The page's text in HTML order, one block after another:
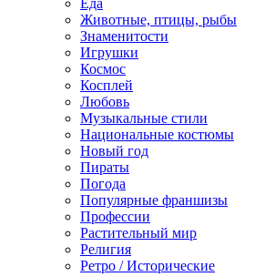
Еда
Животные, птицы, рыбы
Знаменитости
Игрушки
Космос
Косплей
Любовь
Музыкальные стили
Национальные костюмы
Новый год
Пираты
Погода
Популярные франшизы
Профессии
Растительный мир
Религия
Ретро / Исторические